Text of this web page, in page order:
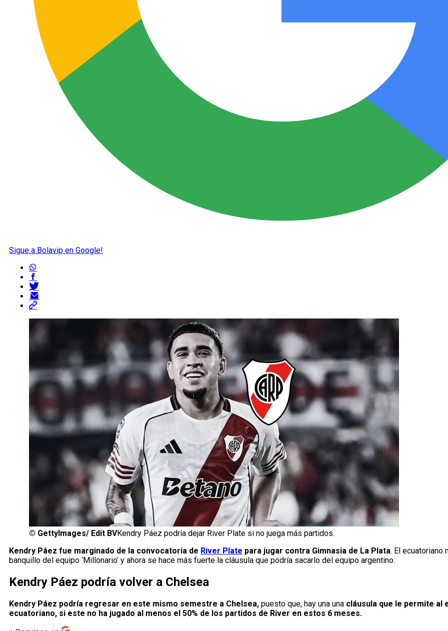
Sigue a Bolavip en Google!
© GettyImages/ Edit BVKendry Páez podría dejar River Plate si no juega más partidos.
Kendry Páez fue marginado de la convocatoria de River Plate para jugar contra Gimnasia de La Plata. El ecuatoriano
banquillo del equipo ‘Millonario’ y ahora se hace más fuerte la cláusula que podría sacarlo del equipo argentino.
Kendry Páez podría volver a Chelsea
Kendry Páez podría regresar en este mismo semestre a Chelsea, puesto que, hay una una cláusula que le permite al
ecuatoriano, si este no ha jugado al menos el 50% de los partidos de River en estos 6 meses.